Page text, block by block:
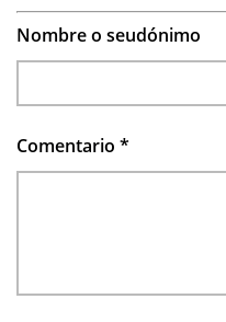
Nombre o seudónimo
Comentario *